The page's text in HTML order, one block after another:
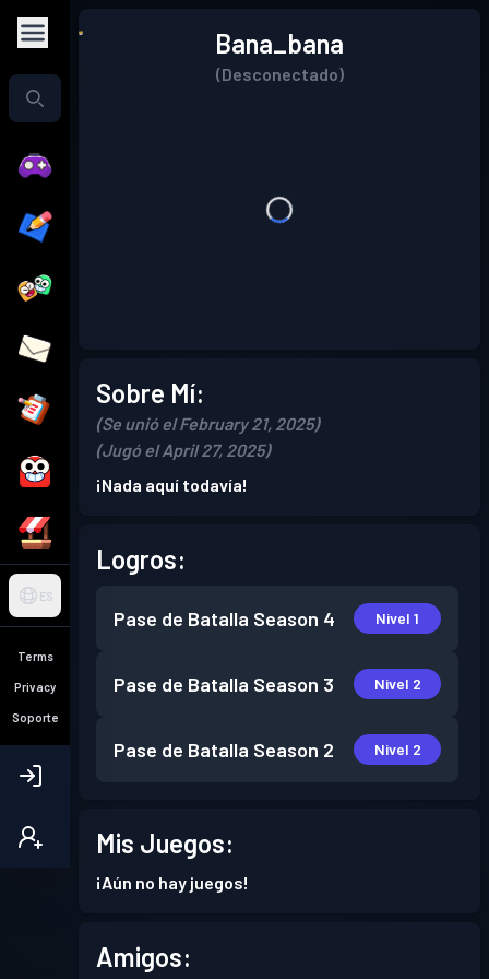
ES
Terms
Privacy
Soporte
Bana_bana
(Desconectado)
Sobre Mí:
(Se unió el February 21, 2025)
(Jugó el April 27, 2025)
¡Nada aquí todavía!
Logros:
Pase de Batalla Season 4 Nivel 1
Pase de Batalla Season 3 Nivel 2
Pase de Batalla Season 2 Nivel 2
Mis Juegos:
¡Aún no hay juegos!
Amigos: